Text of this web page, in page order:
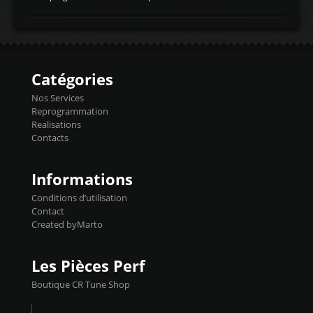
d'admissiontemp ex. pour atmo -30- 80°C
temperaturetemperature ldr moteurtemp
Injecteurs + Flashpro 1370€ TTC Le
précise et performante. Vous pourrez
basculer de la carto sans plomb à Ethanol à
l'aide du flashpro OPTION ECONOMIQUES
Reprog SP 98 sur le calculateur d'origine
450€ TTC Un gain d'environ 10cv et 15nm
Catégories
Nos Services
Reprogrammation
Realisations
Contacts
Informations
Conditions d’utilisation
Contact
Created byMarto
Les Pièces Perf
Boutique CR Tune Shop